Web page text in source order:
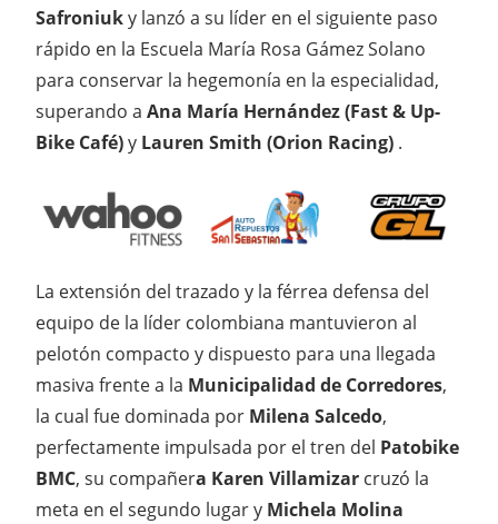
Safroniuky lanzó a su líder en el siguiente paso
rápido en la Escuela María Rosa Gámez Solano
para conservar la hegemonía en la especialidad,
superando a Ana María Hernández (Fast & Up-
Bike Café)y Lauren Smith (Orion Racing) .
La extensión del trazado y la férrea defensa del
equipo de la líder colombiana mantuvieron al
pelotón compacto y dispuesto para una llegada
masiva frente a la Municipalidad de Corredores,
la cual fue dominada por Milena Salcedo,
perfectamente impulsada por el tren del Patobike
BMC, su compañera Karen Villamizar cruzó la
meta en el segundo lugar y Michela Molina